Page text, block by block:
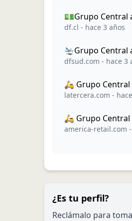
💵Grupo Central
df.cl - hace 3 años
🛬Grupo Central
dfsud.com - hace 3
🛵 Grupo Central
latercera.com -
🛵 Grupo Central
america-retail.com -
¿Es tu perfil?
Reclámalo para